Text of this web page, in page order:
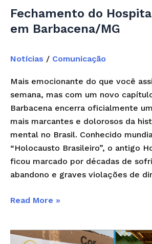
Fechamento do
em Barbacena/MG
Notícias / Comunicação
Mais emocionante do que você
semana, mas com um novo
Barbacena encerra oficialmente
mais marcantes e dolorosos da
mental no Brasil. Conhecido
“Holocausto Brasileiro”, o antigo
ficou marcado por décadas de
abandono e graves violações de
Read More »
Entrega